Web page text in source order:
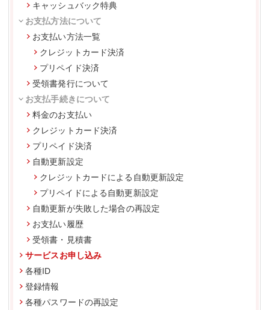
キャッシュバック特典
お支払方法について
お支払い方法一覧
クレジットカード決済
プリペイド決済
受領書発行について
お支払手続きについて
料金のお支払い
クレジットカード決済
プリペイド決済
自動更新設定
クレジットカードによる自動更新設定
プリペイドによる自動更新設定
自動更新が失敗した場合の再設定
お支払い履歴
受領書・見積書
サービスお申し込み
各種ID
登録情報
各種パスワードの再設定